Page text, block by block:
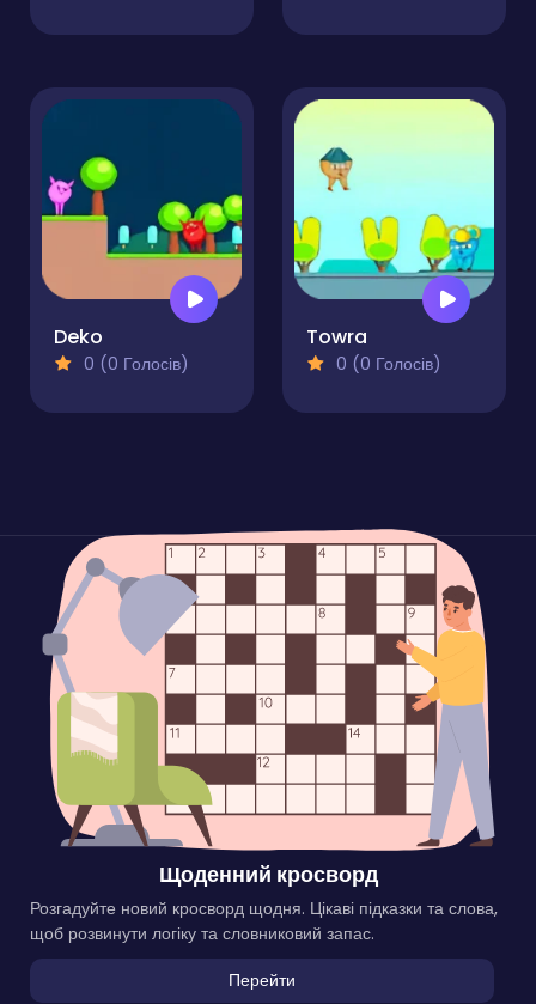
Deko
0 (0 Голосів)
Towra
0 (0 Голосів)
Щоденний кросворд
Розгадуйте новий кросворд щодня. Цікаві підказки та слова,
щоб розвинути логіку та словниковий запас.
Перейти